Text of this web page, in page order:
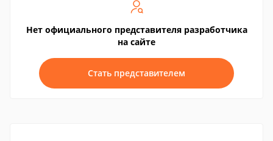
Нет официального представителя разработчика
на сайте
Стать представителем